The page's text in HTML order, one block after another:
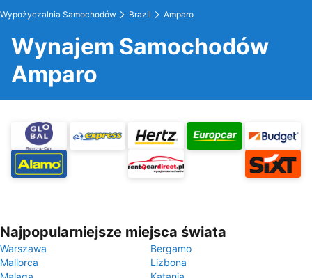
Wypożyczalnia Samochodów Brazil Amparo
Wynajem Samochodów
Amparo
Najpopularniejsze miejsca świata
Warszawa
Bergamo
Mallorca
Lizbona